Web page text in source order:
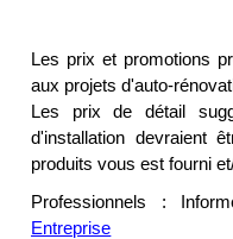
Les prix et promotions
aux projets d'auto-
Les prix de détail
d'installation devraient
produits vous est fourni
Professionnels :
Entreprise